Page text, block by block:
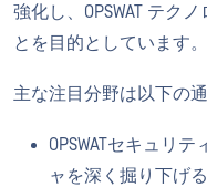
強化し、OPSWAT テク
とを目的としています。
主な注目分野は以下の
OPSWATセキュリ
ャを深く掘り下げる